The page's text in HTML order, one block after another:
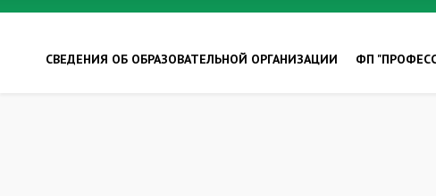
СВЕДЕНИЯ ОБ ОБРАЗОВАТЕЛЬНОЙ ОРГАНИЗАЦИИ ФП